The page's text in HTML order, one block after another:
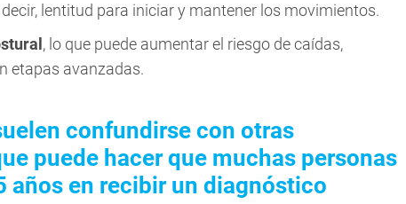
decir, lentitud para iniciar y mantener los movimientos.
, lo que puede aumentar el riesgo de caídas,
etapas avanzadas.
confundirse con otras
puede hacer que muchas personas
años en recibir un diagnóstico